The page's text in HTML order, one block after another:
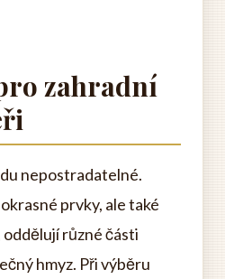
zahradní
nepostradatelné.
prvky, ale také
různé části
hmyz. Při výběru